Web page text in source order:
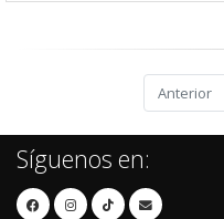
Anterior
Síguenos en: